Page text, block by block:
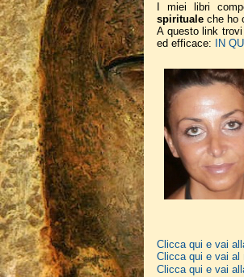
I miei libri
spirituale che ho
A questo link
ed efficace:
IN
Clicca qui e vai
Clicca qui e vai al
Clicca qui e vai